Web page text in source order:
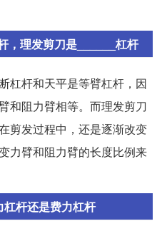
，理发剪刀是______杠杆
杠杆和天平是等臂杠杆，因
和阻力臂相等。而理发剪刀
剪发过程中，还是逐渐改变
力臂和阻力臂的长度比例来
杆还是费力杠杆